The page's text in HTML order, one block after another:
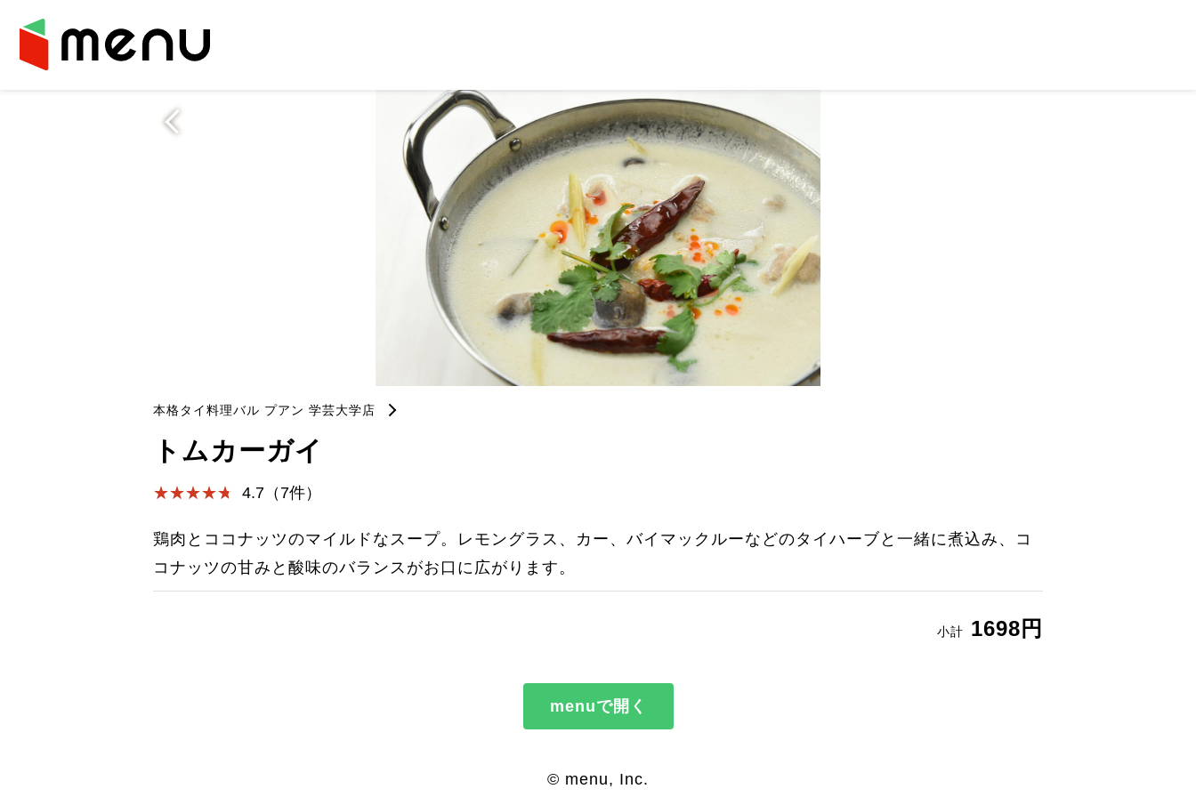
本格タイ料理バル プアン 学芸大学店
トムカーガイ
4.7（7件）
鶏肉とココナッツのマイルドなスープ。レモングラス、カー、バイマックルーなどのタイハーブと一緒に煮込み、コ
コナッツの甘みと酸味のバランスがお口に広がります。
小計 1698円
menuで開く
© menu, Inc.